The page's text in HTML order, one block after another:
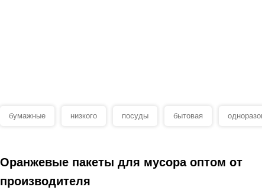
бумажные низкого посуды бытовая
Оранжевые пакеты для мусора оптом от
производителя